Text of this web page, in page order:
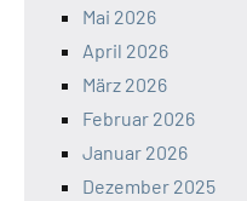
Mai 2026
April 2026
März 2026
Februar 2026
Januar 2026
Dezember 2025